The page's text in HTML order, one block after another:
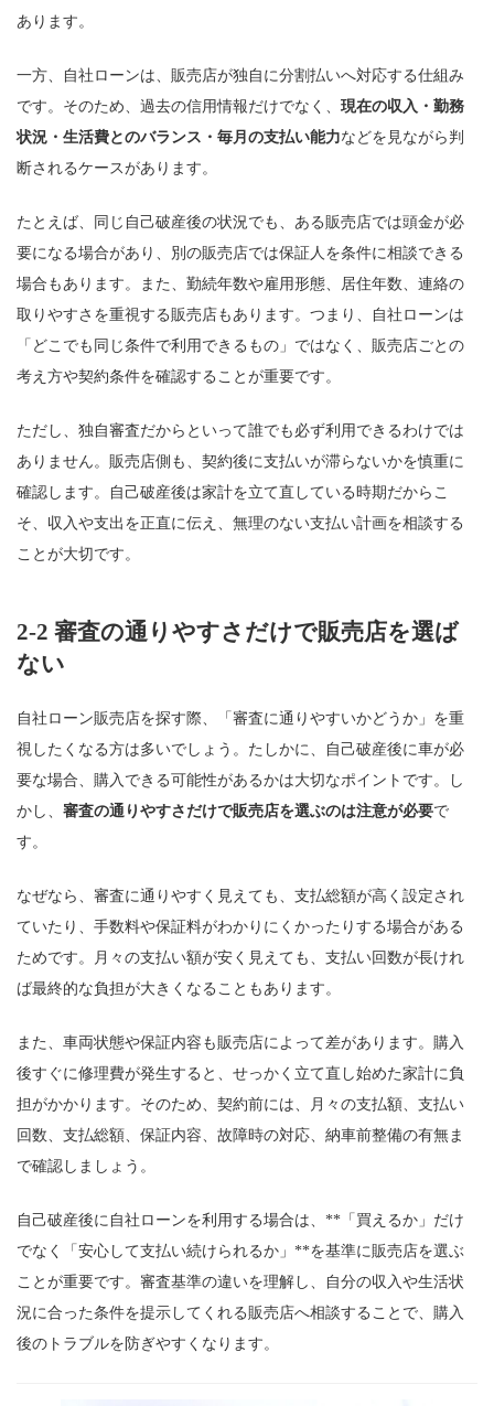
あります。
一方、自社ローンは、販売店が独自に分割払いへ対応する仕組み
です。そのため、過去の信用情報だけでなく、 現在の収入・勤務
状況・生活費とのバランス・毎月の支払い能力などを見ながら判
断されるケースがあります。
たとえば、同じ自己破産後の状況でも、ある販売店では頭金が必
要になる場合があり、別の販売店では保証人を条件に相談できる
場合もあります。また、勤続年数や雇用形態、居住年数、連絡の
取りやすさを重視する販売店もあります。つまり、自社ローンは
「どこでも同じ条件で利用できるもの」ではなく、販売店ごとの
考え方や契約条件を確認することが重要です。
ただし、独自審査だからといって誰でも必ず利用できるわけでは
ありません。販売店側も、契約後に支払いが滞らないかを慎重に
確認します。自己破産後は家計を立て直している時期だからこ
そ、収入や支出を正直に伝え、無理のない支払い計画を相談する
ことが大切です。
2-2 審査の通りやすさだけで販売店を選ば
ない
自社ローン販売店を探す際、「審査に通りやすいかどうか」を重
視したくなる方は多いでしょう。たしかに、自己破産後に車が必
要な場合、購入できる可能性があるかは大切なポイントです。し
かし、 審査の通りやすさだけで販売店を選ぶのは注意が必要で
す。
なぜなら、審査に通りやすく見えても、支払総額が高く設定され
ていたり、手数料や保証料がわかりにくかったりする場合がある
ためです。月々の支払い額が安く見えても、支払い回数が長けれ
ば最終的な負担が大きくなることもあります。
また、車両状態や保証内容も販売店によって差があります。購入
後すぐに修理費が発生すると、せっかく立て直し始めた家計に負
担がかかります。そのため、契約前には、月々の支払額、支払い
回数、支払総額、保証内容、故障時の対応、納車前整備の有無ま
で確認しましょう。
自己破産後に自社ローンを利用する場合は、**「買えるか」だけ
でなく「安心して支払い続けられるか」**を基準に販売店を選ぶ
ことが重要です。審査基準の違いを理解し、自分の収入や生活状
況に合った条件を提示してくれる販売店へ相談することで、購入
後のトラブルを防ぎやすくなります。